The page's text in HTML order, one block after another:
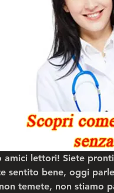
amici lettori! Siete
sentito bene, oggi
temete, non stiamo